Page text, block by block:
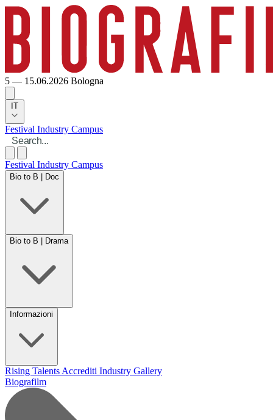
5 — 15.06.2026 Bologna
IT
Festival Industry Campus
Festival Industry Campus
Bio to B | Doc
Bio to B | Drama
Informazioni
Rising Talents Accrediti Industry Gallery
Biografilm